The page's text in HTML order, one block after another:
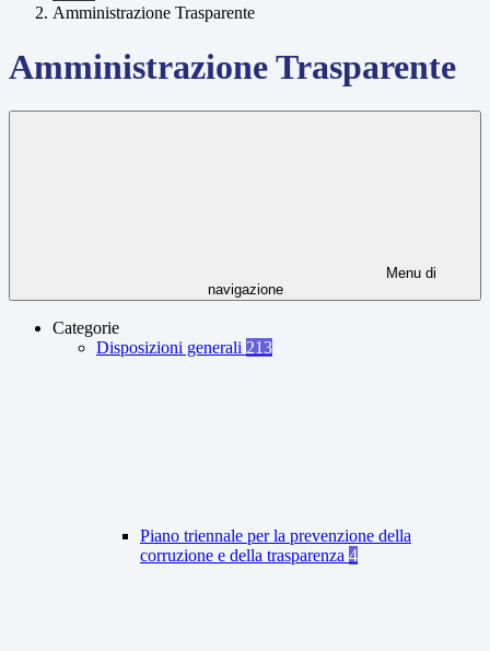
Amministrazione Trasparente
Amministrazione Trasparente
Menu di
navigazione
Categorie
Disposizioni generali 213
Piano triennale per la prevenzione della
corruzione e della trasparenza 4